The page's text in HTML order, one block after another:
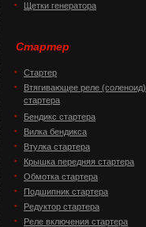
Щетки генератора
Стартер
Стартер
Втягивающее реле (соленоид)
стартера
Бендикс стартера
Вилка бендикса
Втулка стартера
Крышка передняя стартера
Обмотка стартера
Подшипник стартера
Редуктор стартера
Реле включения стартера